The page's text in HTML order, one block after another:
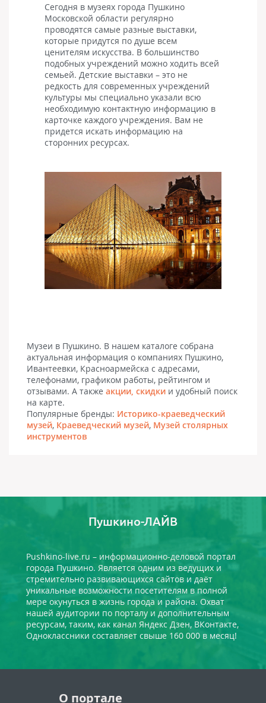
Сегодня в музеях города Пушкино
Московской области регулярно
проводятся самые разные выставки,
которые придутся по душе всем
ценителям искусства. В большинство
подобных учреждений можно ходить всей
семьей. Детские выставки – это не
редкость для современных учреждений
культуры мы специально указали всю
необходимую контактную информацию в
карточке каждого учреждения. Вам не
придется искать информацию на
сторонних ресурсах.
Музеи в Пушкино. В нашем каталоге собрана
актуальная информация о компаниях Пушкино,
Ивантеевки, Красноармейска с адресами,
телефонами, графиком работы, рейтингом и
отзывами. А также акции, скидки и удобный поиск
на карте.
Популярные бренды: Историко-краеведческий
музей, Краеведческий музей, Музей столярных
инструментов
Пушкино-ЛАЙВ
Pushkino-live.ru – информационно-деловой портал
города Пушкино. Является одним из ведущих и
стремительно развивающихся сайтов и даёт
уникальные возможности посетителям в полной
мере окунуться в жизнь города и района. Охват
нашей аудитории по порталу и дополнительным
ресурсам, таким, как канал Яндекс Дзен, ВКонтакте,
Одноклассники составляет свыше 160 000 в месяц!
О портале